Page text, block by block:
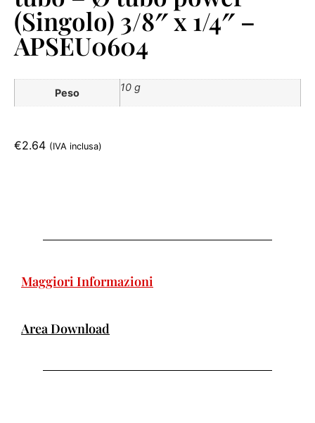
(Singolo) 3/8″ x 1/4″ –
APSEU0604
Peso 10 g
€2.64 (IVA inclusa)
Maggiori Informazioni
Area Download